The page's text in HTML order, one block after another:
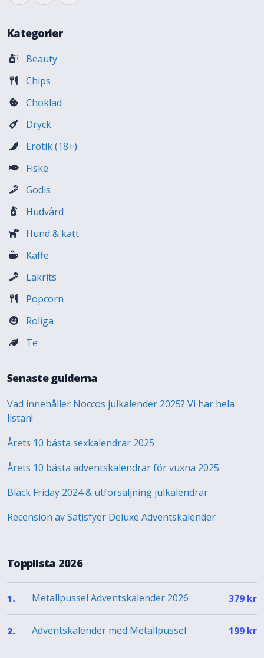
Kategorier
Beauty
Chips
Choklad
Dryck
Erotik (18+)
Fiske
Godis
Hudvård
Hund & katt
Kaffe
Lakrits
Popcorn
Roliga
Te
Senaste guiderna
Vad innehåller Noccos julkalender 2025? Vi har hela
listan!
Årets 10 bästa sexkalendrar 2025
Årets 10 bästa adventskalendrar för vuxna 2025
Black Friday 2024 & utförsäljning julkalendrar
Recension av Satisfyer Deluxe Adventskalender
Topplista 2026
1. Metallpussel Adventskalender 2026 379 kr
2. Adventskalender med Metallpussel 199 kr